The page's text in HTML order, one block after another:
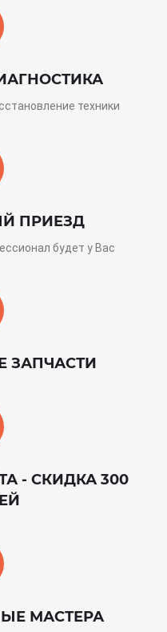
техники
ПРИЕЗД
будет у Вас
ЗАПЧАСТИ
- СКИДКА 300
МАСТЕРА